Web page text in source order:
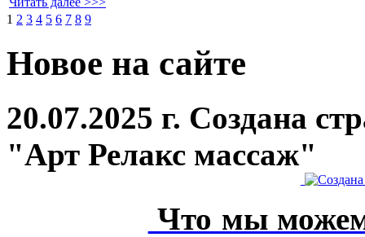
1 2 3 4 5 6 7 8 9
Новое на сайте
20.07.2025 г. Создана
"Арт Релакс массаж"
Что мы